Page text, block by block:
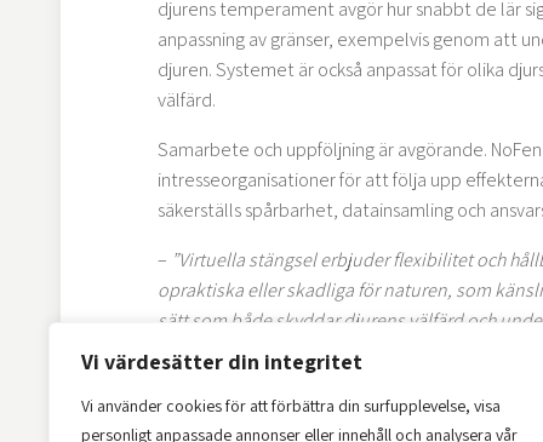
Vi värdesätter din integritet
Vi använder cookies för att förbättra din surfupplevelse, visa
personligt anpassade annonser eller innehåll och analysera vår
djurens temperament avgör hur snabbt de lär
anpassning av gränser, exempelvis genom att
djuren. Systemet är också anpassat för olika
välfärd.
Samarbete och uppföljning är avgörande.
intresseorganisationer för att följa upp
säkerställs spårbarhet, datainsamling och
– ”Virtuella stängsel erbjuder flexibilitet och
opraktiska eller skadliga för naturen, som
sätt som både skyddar djurens välfärd och
Denna satsning visar på potentialen att
datadrivna beslut som kan förbättra både
modern teknik kan kombinera djurvälfärd,